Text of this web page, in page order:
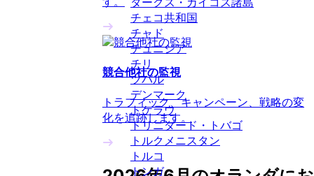
チェコ共和国
チャド
チュニジア
チリ
ツバル
デンマーク
トケラウ
トリニダード・トバゴ
トルクメニスタン
トルコ
トンガ
競合他社の監視
トラフィック、キャンペーン、戦略の変
化を追跡します。